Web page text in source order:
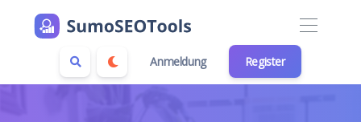
Anmeldung Register